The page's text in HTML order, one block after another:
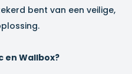
bent van een veilige,
en Wallbox?